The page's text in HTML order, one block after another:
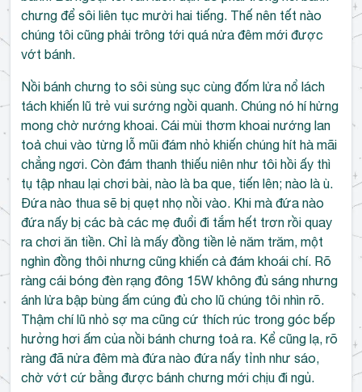
chưng để sôi liên tục mười hai tiếng. Thế nên tết nào
chúng tôi cũng phải trông tới quá nửa đêm mới được
vớt bánh.
Nồi bánh chưng to sôi sùng sục cùng đốm lửa nổ lách
tách khiến lũ trẻ vui sướng ngồi quanh. Chúng nó hí hửng
mong chờ nướng khoai. Cái mùi thơm khoai nướng lan
toả chui vào từng lỗ mũi đám nhỏ khiến chúng hít hà mãi
chẳng ngơi. Còn đám thanh thiếu niên như tôi hồi ấy thì
tụ tập nhau lại chơi bài, nào là ba que, tiến lên; nào là ù.
Đứa nào thua sẽ bị quẹt nhọ nồi vào. Khi mà đứa nào
đứa nấy bị các bà các mẹ đuổi đi tắm hết trơn rồi quay
ra chơi ăn tiền. Chỉ là mấy đồng tiền lẻ năm trăm, một
nghìn đồng thôi nhưng cũng khiến cả đám khoái chí. Rõ
ràng cái bóng đèn rạng đông 15W không đủ sáng nhưng
ánh lửa bập bùng ấm cúng đủ cho lũ chúng tôi nhìn rõ.
Thậm chí lũ nhỏ sợ ma cũng cứ thích rúc trong góc bếp
hưởng hơi ấm của nồi bánh chưng toả ra. Kể cũng lạ, rõ
ràng đã nửa đêm mà đứa nào đứa nấy tỉnh như sáo,
chờ vớt cứ bằng được bánh chưng mới chịu đi ngủ.